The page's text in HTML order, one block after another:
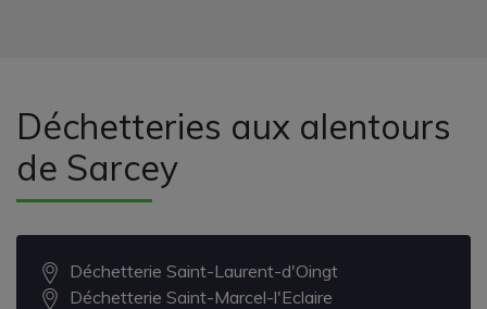
Déchetteries aux alentours
de Sarcey
Déchetterie Saint-Laurent-d'Oingt
Déchetterie Saint-Marcel-l'Eclaire